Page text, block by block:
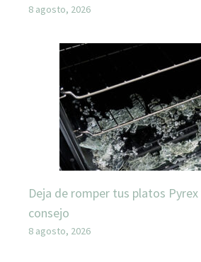
8 agosto, 2026
Deja de romper tus platos
consejo
8 agosto, 2026